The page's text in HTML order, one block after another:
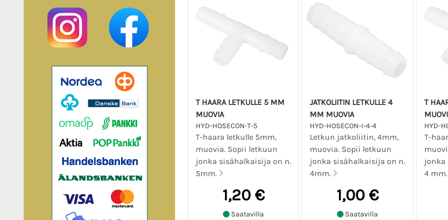
T HAARA LETKULLE 5 MM
MUOVIA
HYD-HOSECON-T-5
T-haara letkulle 5mm,
muovia. Sopii letkuun
jonka sisähalkaisija on n.
5mm.
1,20 €
Saatavilla
JATKOLIITIN LETKULLE 4
MM MUOVIA
HYD-HOSECON-I-4-4
Letkun jatkoliitin, 4mm,
muovia. Sopii letkuun
jonka sisähalkaisija on n.
4mm.
1,00 €
Saatavilla
T
HYD-
T-
jonka
4 mm.